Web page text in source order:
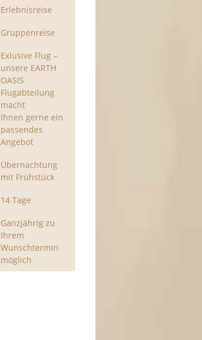
Erlebnisreise
Gruppenreise
Exlusive Flug –
unsere EARTH
OASIS
Flugabteilung
macht
Ihnen gerne ein
passendes
Angebot
Übernachtung
mit Frühstück
14 Tage
Ganzjährig zu
Ihrem
Wunschtermin
möglich